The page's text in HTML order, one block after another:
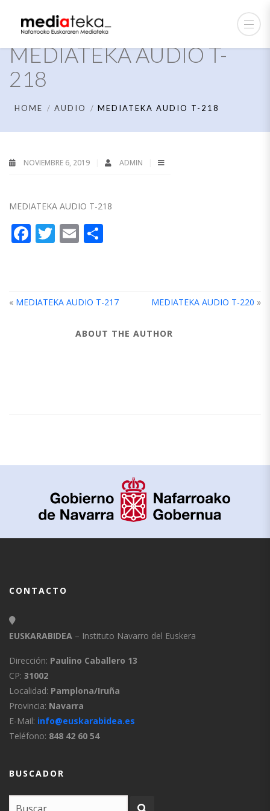
MEDIATEKA AUDIO T-
218
HOME AUDIO MEDIATEKA AUDIO T-218
NOVIEMBRE 6, 2019 ADMIN
MEDIATEKA AUDIO T-218
Facebook
Twitter
Email
« MEDIATEKA AUDIO T-217 MEDIATEKA AUDIO T-220 »
ABOUT THE AUTHOR
CONTACTO
EUSKARABIDEA – Instituto Navarro del Euskera
Dirección: Paulino Caballero 13
CP: 31002
Localidad: Pamplona/Iruña
Provincia: Navarra
E-Mail: info@euskarabidea.es
Teléfono: 848 42 60 54
BUSCADOR